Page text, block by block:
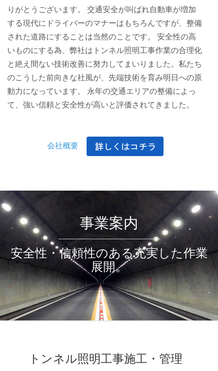
りがとうございます。 交通安全が叫ばれ自動車が増加
する現代にドライバーのマナーはもちろんですが、整備
された道路にすることは当然のことです。 安全性の高
いものにする為、弊社はトンネル照明工事作業の合理化
と絶え間ない技術改善に努力してまいりました。私たち
のこうした前向きな社風が、先端技術を育み明日への原
動力になっています。 永年の交通エリアの整備によっ
て、強い信頼と安全性が高いと評価されてきました。
会社概要
事業案内
安全性・信頼性のある充実した作業
展開。
トンネル照明工事施工・管理